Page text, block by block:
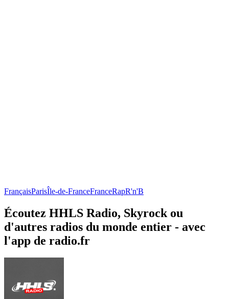
FrançaisParisÎle-de-FranceFranceRapR'n'B
Écoutez HHLS Radio, Skyrock ou
d'autres radios du monde entier - avec
l'app de radio.fr